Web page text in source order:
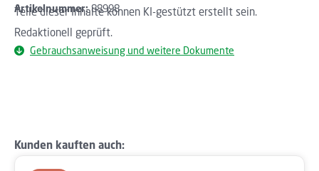
Artikelnummer:88998
Teile dieser Inhalte können KI-gestützt erstellt sein.
Redaktionell geprüft.
Gebrauchsanweisung und weitere Dokumente
Produktgalerie überspringen
Kunden kauften auch: